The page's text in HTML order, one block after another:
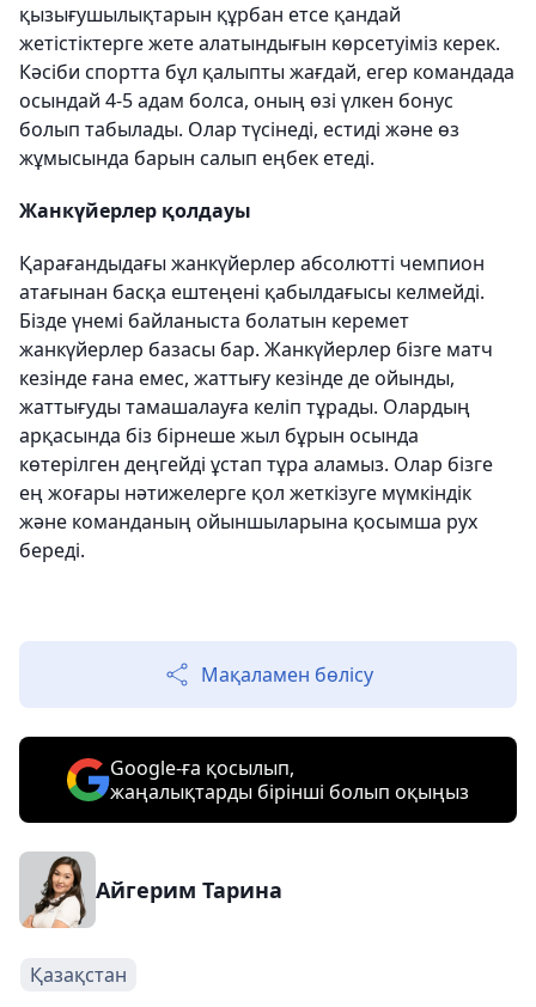
қызығушылықтарын құрбан етсе қандай
жетістіктерге жете алатындығын көрсетуіміз керек.
Кәсіби спортта бұл қалыпты жағдай, егер командада
осындай 4-5 адам болса, оның өзі үлкен бонус
болып табылады. Олар түсінеді, естиді және өз
жұмысында барын салып еңбек етеді.
Жанкүйерлер қолдауы
Қарағандыдағы жанкүйерлер абсолютті чемпион
атағынан басқа ештеңені қабылдағысы келмейді.
Бізде үнемі байланыста болатын керемет
жанкүйерлер базасы бар. Жанкүйерлер бізге матч
кезінде ғана емес, жаттығу кезінде де ойынды,
жаттығуды тамашалауға келіп тұрады. Олардың
арқасында біз бірнеше жыл бұрын осында
көтерілген деңгейді ұстап тұра аламыз. Олар бізге
ең жоғары нәтижелерге қол жеткізуге мүмкіндік
және команданың ойыншыларына қосымша рух
береді.
Мақаламен бөлісу
Google-ға қосылып,
жаңалықтарды бірінші болып оқыңыз
Айгерим Тарина
Қазақстан